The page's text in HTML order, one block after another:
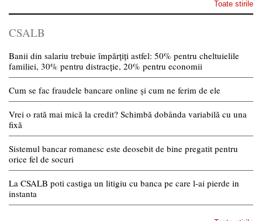
Toate stirile
CSALB
Banii din salariu trebuie împărțiți astfel: 50% pentru cheltuielile
familiei, 30% pentru distracție, 20% pentru economii
Cum se fac fraudele bancare online și cum ne ferim de ele
Vrei o rată mai mică la credit? Schimbă dobânda variabilă cu una
fixă
Sistemul bancar romanesc este deosebit de bine pregatit pentru
orice fel de socuri
La CSALB poti castiga un litigiu cu banca pe care l-ai pierde in
instanta